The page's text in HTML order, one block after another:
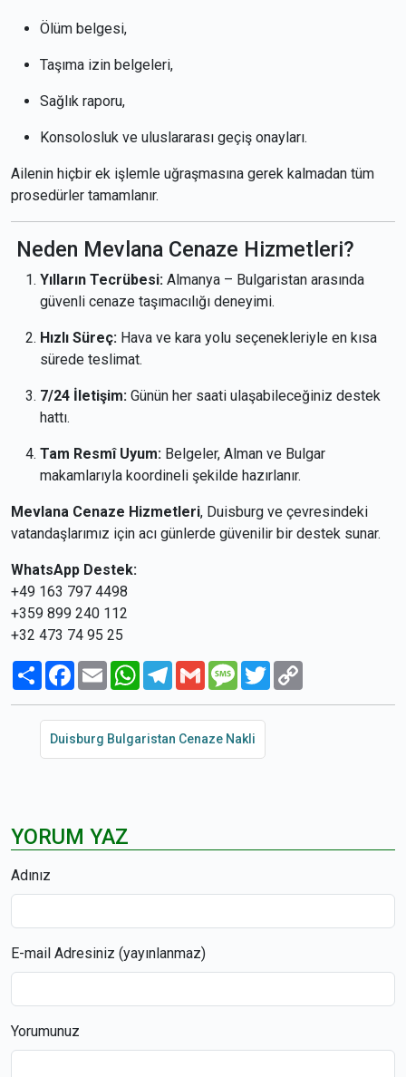
Ölüm belgesi,
Taşıma izin belgeleri,
Sağlık raporu,
Konsolosluk ve uluslararası geçiş onayları.
Ailenin hiçbir ek işlemle uğraşmasına gerek kalmadan tüm
prosedürler tamamlanır.
Neden Mevlana Cenaze Hizmetleri?
Yılların Tecrübesi: Almanya – Bulgaristan arasında
güvenli cenaze taşımacılığı deneyimi.
Hızlı Süreç: Hava ve kara yolu seçenekleriyle en kısa
sürede teslimat.
7/24 İletişim: Günün her saati ulaşabileceğiniz destek
hattı.
Tam Resmî Uyum: Belgeler, Alman ve Bulgar
makamlarıyla koordineli şekilde hazırlanır.
Mevlana Cenaze Hizmetleri, Duisburg ve çevresindeki
vatandaşlarımız için acı günlerde güvenilir bir destek sunar.
WhatsApp Destek:
+49 163 797 4498
+359 899 240 112
+32 473 74 95 25
PaylaşFacebook
Email WhatsAppTelegram
Gmail Message
Twitter
Duisburg Bulgaristan Cenaze Nakli
YORUM YAZ
Adınız
E-mail Adresiniz (yayınlanmaz)
Yorumunuz